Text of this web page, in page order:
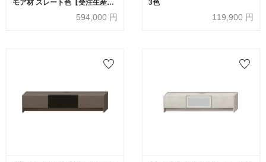
モア材 スレート色【受注生産
594,000 円
3色
119,900 円